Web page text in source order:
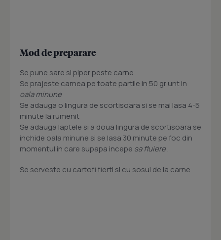
Mod de preparare
Se pune sare si piper peste carne
Se prajeste carnea pe toate partile in 50 gr unt in
oala minune
Se adauga o lingura de scortisoara si se mai lasa 4-5
minute la rumenit
Se adauga laptele si a doua lingura de scortisoara se
inchide oala minune si se lasa 30 minute pe foc din
momentul in care supapa incepe sa fluiere.
Se serveste cu cartofi fierti si cu sosul de la carne